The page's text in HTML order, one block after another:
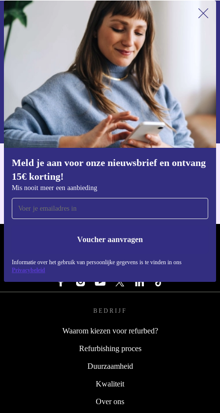
Meld je aan voor onze nieuwsbrief en ontvang
15€ korting!
Mis nooit meer een aanbieding
Voucher aanvragen
Informatie over het gebruik van persoonlijke gegevens is te vinden in ons
Privacybeleid
Meld je aan voor onze nieuwsbrief en
ontvang €15 korting!
Mis nooit meer een aanbieding.
Voucher aanvragen
Informatie over het gebruik van persoonsgegevens vind je in ons
privacybeleid
Download de refurbed app
REFURBED NEDERLAND - RETHINK NEW.
VOLG ONS
BEDRIJF
Waarom kiezen voor refurbed?
Refurbishing proces
Duurzaamheid
Kwaliteit
Over ons